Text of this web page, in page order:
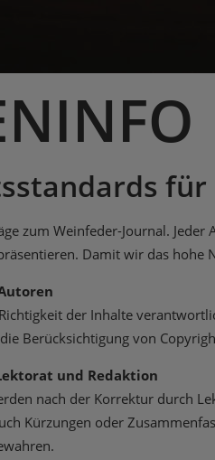
für
zum Weinfeder-Journal.
Damit wir das
der Inhalte
Berücksichtigung von
und Redaktion
nach der Korrektur durch
Kürzungen oder